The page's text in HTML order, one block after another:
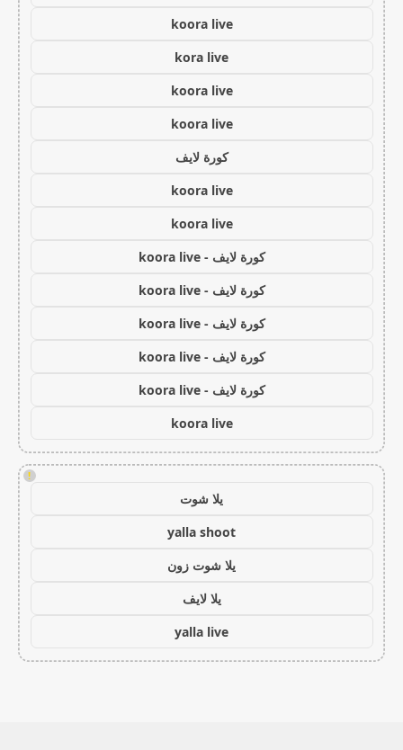
koora live
kora live
koora live
koora live
كورة لايف
koora live
koora live
كورة لايف - koora live
كورة لايف - koora live
كورة لايف - koora live
كورة لايف - koora live
كورة لايف - koora live
koora live
!
يلا شوت
yalla shoot
يلا شوت زون
يلا لايف
yalla live